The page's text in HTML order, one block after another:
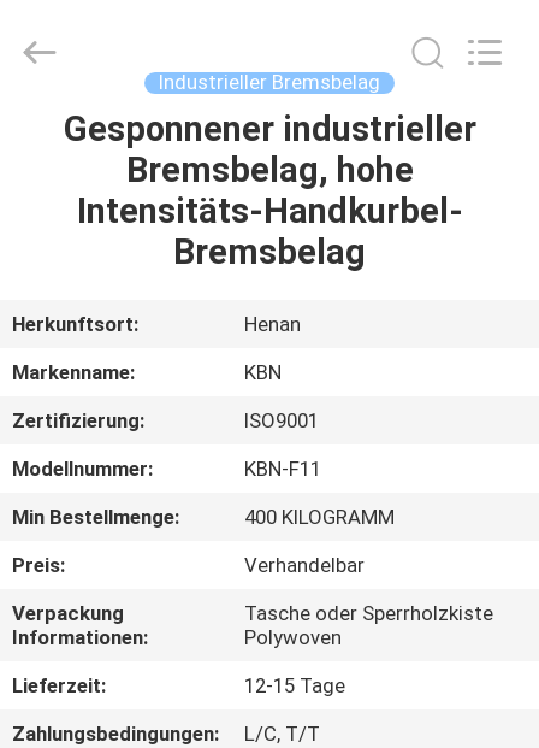
HAUS
PRODUKTE
UNS
AUSFLUG
QUALITÄTSKONTROLLE
TRETEN
SIE
MIT
UNS
Industrieller Bremsbelag
Gesponnener industrieller
Bremsbelag, hohe
Intensitäts-Handkurbel-
Bremsbelag
Herkunftsort:
Henan
Markenname:
KBN
Zertifizierung:
ISO9001
Modellnummer:
KBN-F11
Min Bestellmenge:
400 KILOGRAMM
Preis:
Verhandelbar
Verpackung
Informationen:
Tasche oder Sperrholzkiste
Polywoven
Lieferzeit:
12-15 Tage
Zahlungsbedingungen:
L/C, T/T